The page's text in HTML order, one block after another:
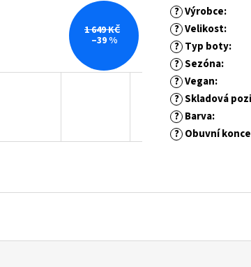
? Výrobce:
? Velikost:
? Typ boty:
? Sezóna:
? Vegan:
? Skladová
? Barva:
? Obuvní
1 649 KČ
–39 %